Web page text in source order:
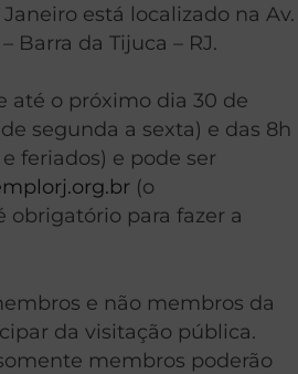
está localizado na Av.
Barra da Tijuca – RJ.
até o próximo dia 30 de
segunda a sexta) e das 8h
feriados) e pode ser
(o
obrigatório para fazer a
e não membros da
da visitação pública.
membros poderão